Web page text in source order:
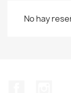
No hay